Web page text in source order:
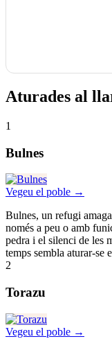
Aturades al
1
Bulnes
Vegeu el poble →
Bulnes, un refugi
només a peu o amb
pedra i el silenci de les
temps sembla aturar-se
2
Torazu
Vegeu el poble →